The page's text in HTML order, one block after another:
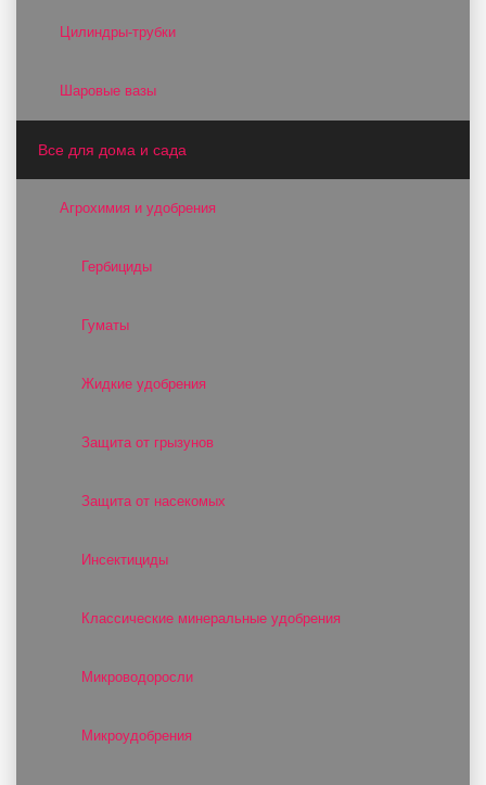
Цилиндры-трубки
Шаровые вазы
Все для дома и сада
Агрохимия и удобрения
Гербициды
Гуматы
Жидкие удобрения
Защита от грызунов
Защита от насекомых
Инсектициды
Классические минеральные удобрения
Микроводоросли
Микроудобрения